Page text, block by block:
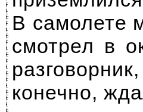
В самолете
смотрел в
конечно,